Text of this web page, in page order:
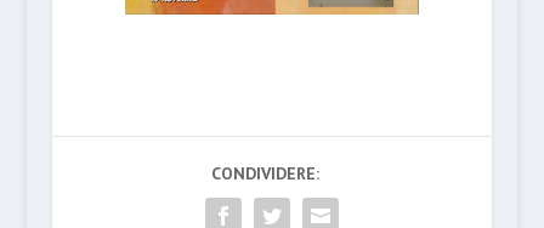
CONDIVIDERE: